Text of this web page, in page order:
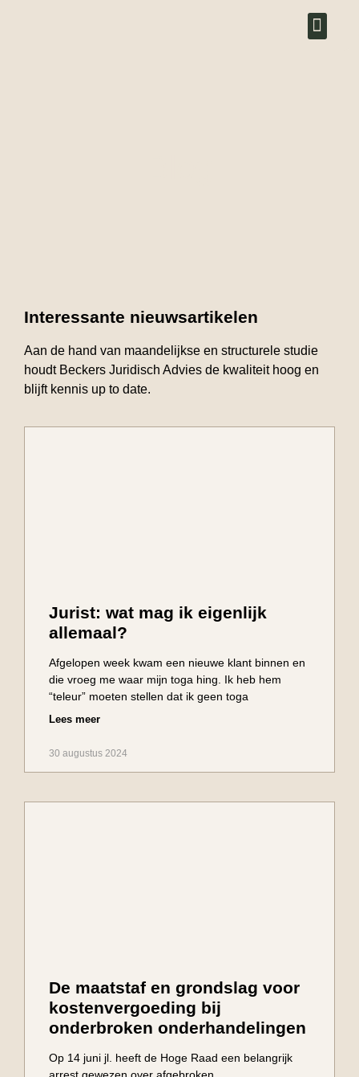
Interessante nieuwsartikelen
Aan de hand van maandelijkse en structurele studie
houdt Beckers Juridisch Advies de kwaliteit hoog en
blijft kennis up to date.
Jurist: wat mag ik eigenlijk
allemaal?
Afgelopen week kwam een nieuwe klant binnen en
die vroeg me waar mijn toga hing. Ik heb hem
“teleur” moeten stellen dat ik geen toga
Lees meer
30 augustus 2024
De maatstaf en grondslag voor
kostenvergoeding bij
onderbroken onderhandelingen
Op 14 juni jl. heeft de Hoge Raad een belangrijk